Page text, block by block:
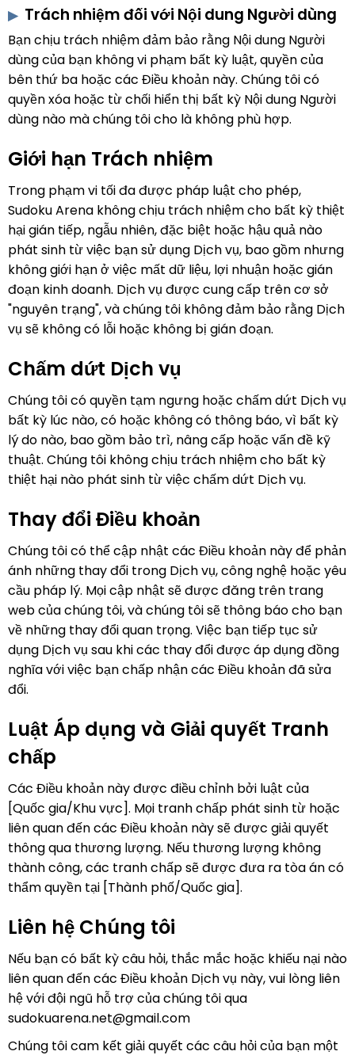
Trách nhiệm đối với Nội dung Người dùng
Bạn chịu trách nhiệm đảm bảo rằng Nội dung Người
dùng của bạn không vi phạm bất kỳ luật, quyền của
bên thứ ba hoặc các Điều khoản này. Chúng tôi có
quyền xóa hoặc từ chối hiển thị bất kỳ Nội dung Người
dùng nào mà chúng tôi cho là không phù hợp.
Giới hạn Trách nhiệm
Trong phạm vi tối đa được pháp luật cho phép,
Sudoku Arena không chịu trách nhiệm cho bất kỳ thiệt
hại gián tiếp, ngẫu nhiên, đặc biệt hoặc hậu quả nào
phát sinh từ việc bạn sử dụng Dịch vụ, bao gồm nhưng
không giới hạn ở việc mất dữ liệu, lợi nhuận hoặc gián
đoạn kinh doanh. Dịch vụ được cung cấp trên cơ sở
"nguyên trạng", và chúng tôi không đảm bảo rằng Dịch
vụ sẽ không có lỗi hoặc không bị gián đoạn.
Chấm dứt Dịch vụ
Chúng tôi có quyền tạm ngưng hoặc chấm dứt Dịch vụ
bất kỳ lúc nào, có hoặc không có thông báo, vì bất kỳ
lý do nào, bao gồm bảo trì, nâng cấp hoặc vấn đề kỹ
thuật. Chúng tôi không chịu trách nhiệm cho bất kỳ
thiệt hại nào phát sinh từ việc chấm dứt Dịch vụ.
Thay đổi Điều khoản
Chúng tôi có thể cập nhật các Điều khoản này để phản
ánh những thay đổi trong Dịch vụ, công nghệ hoặc yêu
cầu pháp lý. Mọi cập nhật sẽ được đăng trên trang
web của chúng tôi, và chúng tôi sẽ thông báo cho bạn
về những thay đổi quan trọng. Việc bạn tiếp tục sử
dụng Dịch vụ sau khi các thay đổi được áp dụng đồng
nghĩa với việc bạn chấp nhận các Điều khoản đã sửa
đổi.
Luật Áp dụng và Giải quyết Tranh
chấp
Các Điều khoản này được điều chỉnh bởi luật của
[Quốc gia/Khu vực]. Mọi tranh chấp phát sinh từ hoặc
liên quan đến các Điều khoản này sẽ được giải quyết
thông qua thương lượng. Nếu thương lượng không
thành công, các tranh chấp sẽ được đưa ra tòa án có
thẩm quyền tại [Thành phố/Quốc gia].
Liên hệ Chúng tôi
Nếu bạn có bất kỳ câu hỏi, thắc mắc hoặc khiếu nại nào
liên quan đến các Điều khoản Dịch vụ này, vui lòng liên
hệ với đội ngũ hỗ trợ của chúng tôi qua
sudokuarena.net@gmail.com
Chúng tôi cam kết giải quyết các câu hỏi của bạn một